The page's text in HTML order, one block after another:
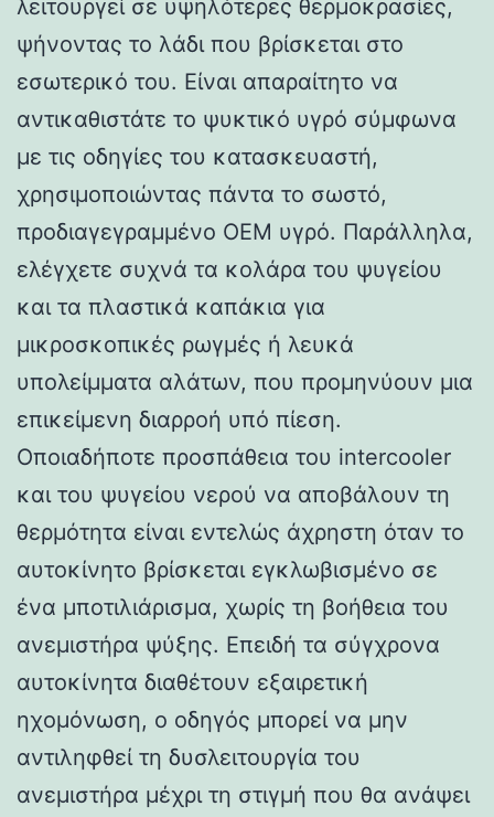
λειτουργεί σε υψηλότερες θερμοκρασίες,
ψήνοντας το λάδι που βρίσκεται στο
εσωτερικό του. Είναι απαραίτητο να
αντικαθιστάτε το ψυκτικό υγρό σύμφωνα
με τις οδηγίες του κατασκευαστή,
χρησιμοποιώντας πάντα το σωστό,
προδιαγεγραμμένο OEM υγρό. Παράλληλα,
ελέγχετε συχνά τα κολάρα του ψυγείου
και τα πλαστικά καπάκια για
μικροσκοπικές ρωγμές ή λευκά
υπολείμματα αλάτων, που προμηνύουν μια
επικείμενη διαρροή υπό πίεση.
Οποιαδήποτε προσπάθεια του intercooler
και του ψυγείου νερού να αποβάλουν τη
θερμότητα είναι εντελώς άχρηστη όταν το
αυτοκίνητο βρίσκεται εγκλωβισμένο σε
ένα μποτιλιάρισμα, χωρίς τη βοήθεια του
ανεμιστήρα ψύξης. Επειδή τα σύγχρονα
αυτοκίνητα διαθέτουν εξαιρετική
ηχομόνωση, ο οδηγός μπορεί να μην
αντιληφθεί τη δυσλειτουργία του
ανεμιστήρα μέχρι τη στιγμή που θα ανάψει